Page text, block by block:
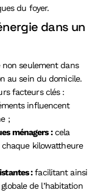
du foyer.
dans un
seulement dans
au sein du domicile.
facteurs clés :
influencent
;
ménagers :cela
kilowattheure
:facilitant ainsi
de l’habitation